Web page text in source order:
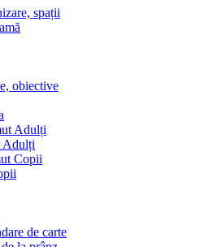
spații
obiective
Adulți
Adulți
Copii
de carte